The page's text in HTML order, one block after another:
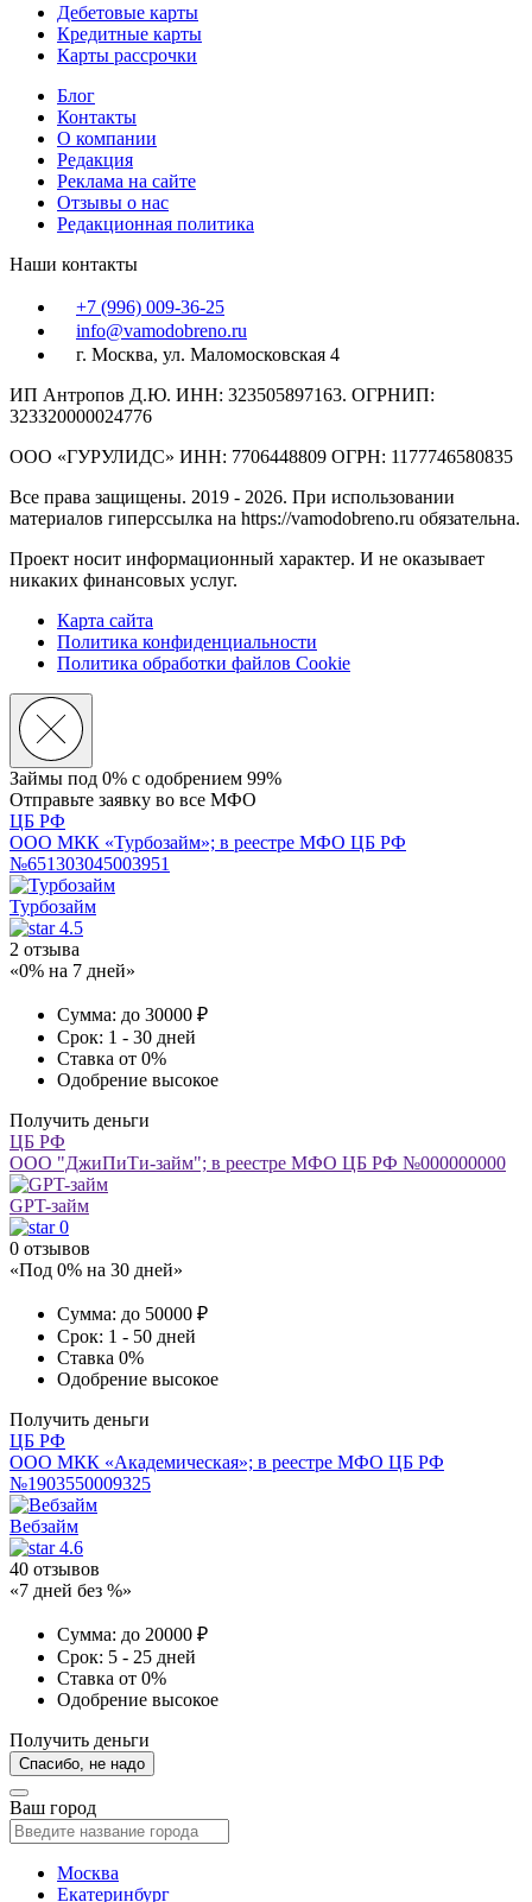
Дебетовые карты
Кредитные карты
Карты рассрочки
Блог
Контакты
О компании
Редакция
Реклама на сайте
Отзывы о нас
Редакционная политика
Наши контакты
+7 (996) 009-36-25
info@vamodobreno.ru
г. Москва, ул. Маломосковская 4
ИП Антропов Д.Ю. ИНН: 323505897163. ОГРНИП:
323320000024776
ООО «ГУРУЛИДС» ИНН: 7706448809 ОГРН: 1177746580835
Все права защищены. 2019 - 2026. При использовании
материалов гиперссылка на https://vamodobreno.ru обязательна.
Проект носит информационный характер. И не оказывает
никаких финансовых услуг.
Карта сайта
Политика конфиденциальности
Политика обработки файлов Cookie
Займы под 0% с одобрением 99%
Отправьте заявку во все МФО
ЦБ РФ
ООО МКК «Турбозайм»; в реестре МФО ЦБ РФ
№651303045003951
Турбозайм
4.5
2 отзыва
«0% на 7 дней»
Сумма: до 30000 ₽
Срок: 1 - 30 дней
Ставка от 0%
Одобрение высокое
Получить деньги
ЦБ РФ
ООО "ДжиПиТи-займ"; в реестре МФО ЦБ РФ №000000000
GPT-займ
0
0 отзывов
«Под 0% на 30 дней»
Сумма: до 50000 ₽
Срок: 1 - 50 дней
Ставка 0%
Одобрение высокое
Получить деньги
ЦБ РФ
ООО МКК «Академическая»; в реестре МФО ЦБ РФ
№1903550009325
Вебзайм
4.6
40 отзывов
«7 дней без %»
Сумма: до 20000 ₽
Срок: 5 - 25 дней
Ставка от 0%
Одобрение высокое
Получить деньги
Спасибо, не надо
Ваш город
Москва
Екатеринбург